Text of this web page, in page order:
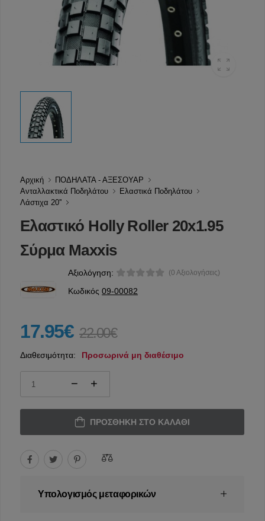
Αρχική
ΠΟΔΗΛΑΤΑ - ΑΞΕΣΟΥΑΡ
Ανταλλακτικά Ποδηλάτου
Ελαστικά Ποδηλάτου
Λάστιχα 20''
Ελαστικό Holly Roller 20x1.95
Σύρμα Maxxis
Αξιολόγηση: (0 Αξιολογήσεις)
Κωδικός 09-00082
17.95€ 22.00€
Διαθεσιμότητα: Προσωρινά μη διαθέσιμο
ΠΡΟΣΘΉΚΗ ΣΤΟ ΚΑΛΆΘΙ
Υπολογισμός μεταφορικών